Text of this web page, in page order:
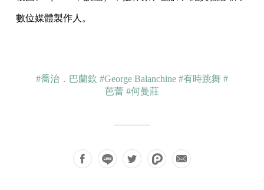
數位媒體製作人。
#喬治．巴蘭欽 #George Balanchine #有時跳舞 #
芭蕾 #何曼莊